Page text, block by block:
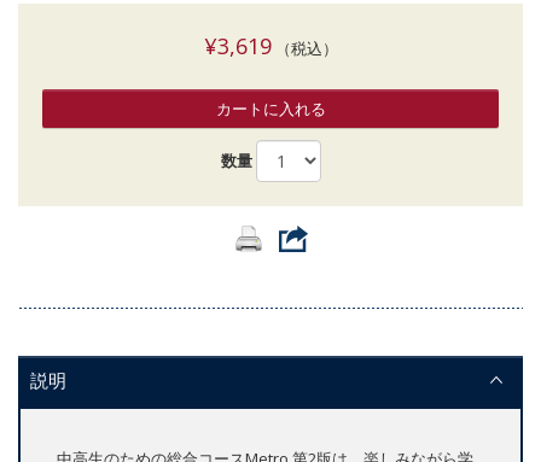
¥3,619（税込）
カートに入れる
数量
説明